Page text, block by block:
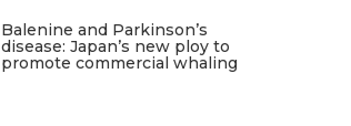
Balenine and Parkinson’s
disease: Japan’s new ploy to
promote commercial whaling